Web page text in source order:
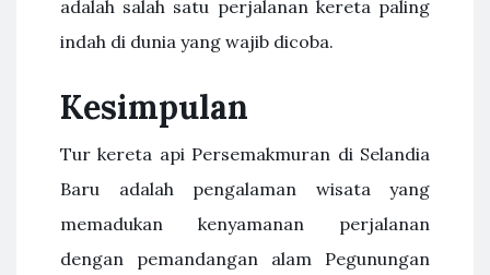
adalah salah satu perjalanan kereta paling
indah di dunia yang wajib dicoba.
Kesimpulan
Tur kereta api Persemakmuran di Selandia
Baru adalah pengalaman wisata yang
memadukan kenyamanan perjalanan
dengan pemandangan alam Pegunungan